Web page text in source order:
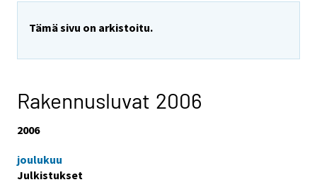
Tämä sivu on arkistoitu.
Rakennusluvat 2006
2006
joulukuu
Julkistukset